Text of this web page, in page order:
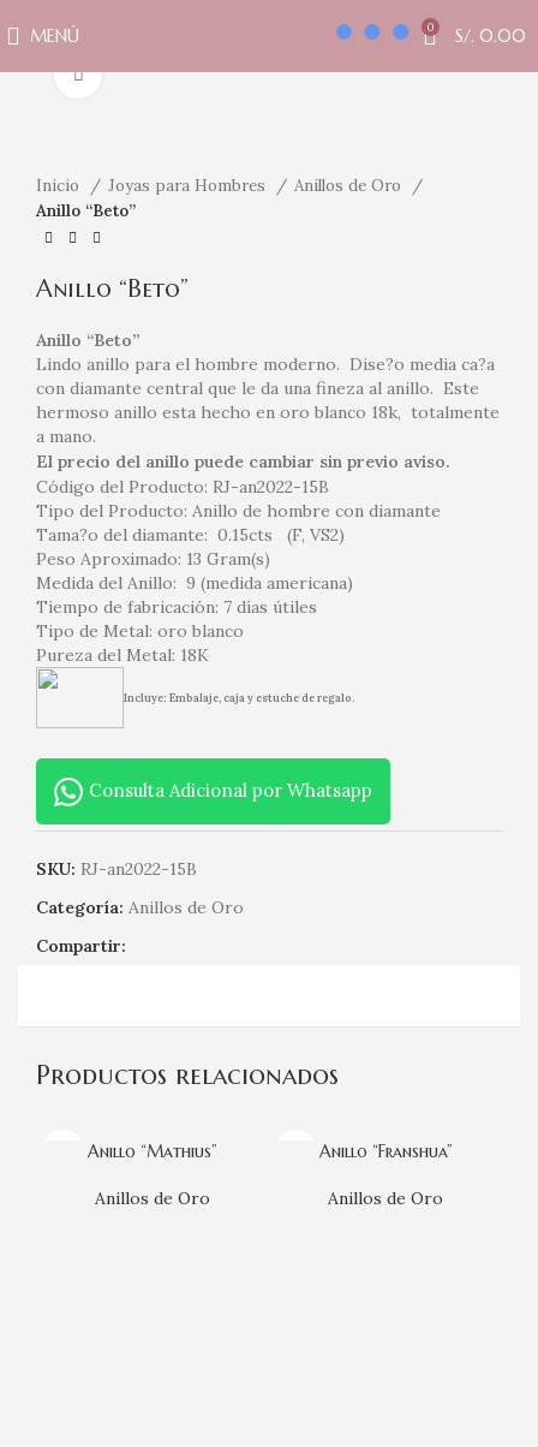
MENÚ 0 S/. 0.00
Clic para ampliar
Inicio Joyas para Hombres
Anillos de Oro
Anillo “Beto”
Anillo “Beto”
Anillo “Beto”
Lindo anillo para el hombre moderno. Dise?o media ca?a
con diamante central que le da una fineza al anillo. Este
hermoso anillo esta hecho en oro blanco 18k, totalmente
a mano.
El precio del anillo puede cambiar sin previo aviso.
Código del Producto: RJ-an2022-15B
Tipo del Producto: Anillo de hombre con diamante
Tama?o del diamante: 0.15cts (F, VS2)
Peso Aproximado: 13 Gram(s)
Medida del Anillo: 9 (medida americana)
Tiempo de fabricación: 7 días útiles
Tipo de Metal: oro blanco
Pureza del Metal: 18K
Incluye: Embalaje, caja y estuche de regalo.
Consulta Adicional por Whatsapp
SKU: RJ-an2022-15B
Categoría: Anillos de Oro
Compartir:
Productos relacionados
Anillo “Mathius”
Anillos de Oro
Anillo “Franshua”
Anillos de Oro